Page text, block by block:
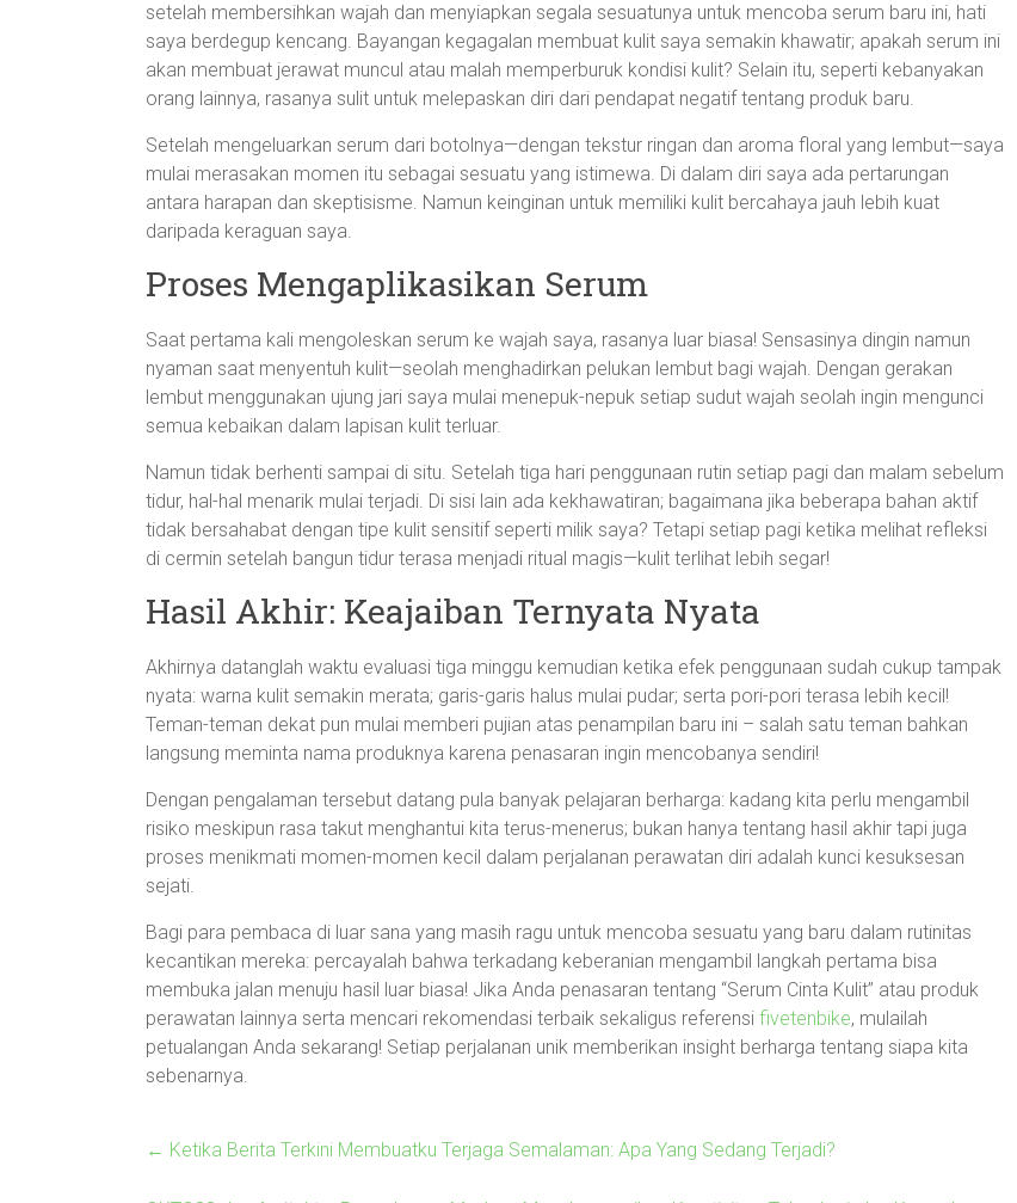
setelah membersihkan wajah dan menyiapkan segala sesuatunya untuk mencoba serum baru ini, hati
saya berdegup kencang. Bayangan kegagalan membuat kulit saya semakin khawatir; apakah serum ini
akan membuat jerawat muncul atau malah memperburuk kondisi kulit? Selain itu, seperti kebanyakan
orang lainnya, rasanya sulit untuk melepaskan diri dari pendapat negatif tentang produk baru.
Setelah mengeluarkan serum dari botolnya—dengan tekstur ringan dan aroma floral yang lembut—saya
mulai merasakan momen itu sebagai sesuatu yang istimewa. Di dalam diri saya ada pertarungan
antara harapan dan skeptisisme. Namun keinginan untuk memiliki kulit bercahaya jauh lebih kuat
daripada keraguan saya.
Proses Mengaplikasikan Serum
Saat pertama kali mengoleskan serum ke wajah saya, rasanya luar biasa! Sensasinya dingin namun
nyaman saat menyentuh kulit—seolah menghadirkan pelukan lembut bagi wajah. Dengan gerakan
lembut menggunakan ujung jari saya mulai menepuk-nepuk setiap sudut wajah seolah ingin mengunci
semua kebaikan dalam lapisan kulit terluar.
Namun tidak berhenti sampai di situ. Setelah tiga hari penggunaan rutin setiap pagi dan malam sebelum
tidur, hal-hal menarik mulai terjadi. Di sisi lain ada kekhawatiran; bagaimana jika beberapa bahan aktif
tidak bersahabat dengan tipe kulit sensitif seperti milik saya? Tetapi setiap pagi ketika melihat refleksi
di cermin setelah bangun tidur terasa menjadi ritual magis—kulit terlihat lebih segar!
Hasil Akhir: Keajaiban Ternyata Nyata
Akhirnya datanglah waktu evaluasi tiga minggu kemudian ketika efek penggunaan sudah cukup tampak
nyata: warna kulit semakin merata; garis-garis halus mulai pudar; serta pori-pori terasa lebih kecil!
Teman-teman dekat pun mulai memberi pujian atas penampilan baru ini – salah satu teman bahkan
langsung meminta nama produknya karena penasaran ingin mencobanya sendiri!
Dengan pengalaman tersebut datang pula banyak pelajaran berharga: kadang kita perlu mengambil
risiko meskipun rasa takut menghantui kita terus-menerus; bukan hanya tentang hasil akhir tapi juga
proses menikmati momen-momen kecil dalam perjalanan perawatan diri adalah kunci kesuksesan
sejati.
Bagi para pembaca di luar sana yang masih ragu untuk mencoba sesuatu yang baru dalam rutinitas
kecantikan mereka: percayalah bahwa terkadang keberanian mengambil langkah pertama bisa
membuka jalan menuju hasil luar biasa! Jika Anda penasaran tentang “Serum Cinta Kulit” atau produk
perawatan lainnya serta mencari rekomendasi terbaik sekaligus referensi fivetenbike, mulailah
petualangan Anda sekarang! Setiap perjalanan unik memberikan insight berharga tentang siapa kita
sebenarnya.
← Ketika Berita Terkini Membuatku Terjaga Semalaman: Apa Yang Sedang Terjadi?